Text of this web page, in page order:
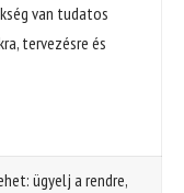
van tudatos
tervezésre és
ügyelj a rendre,